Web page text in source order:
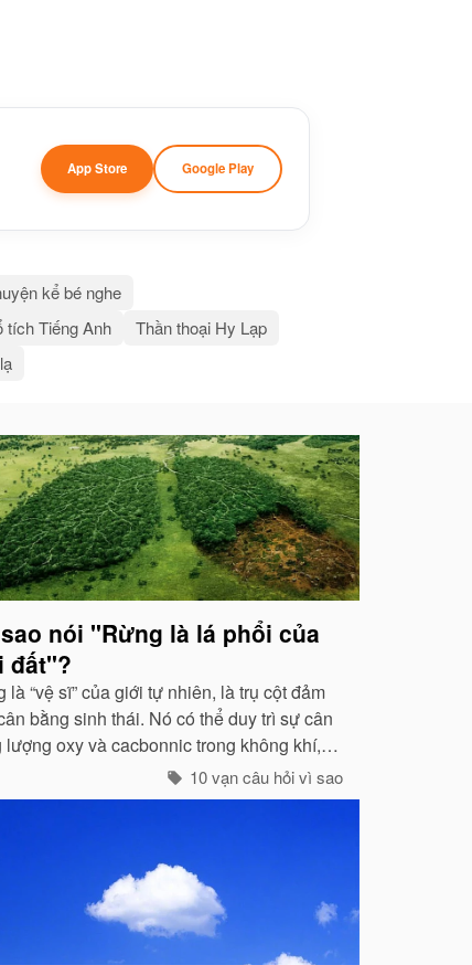
App Store Google Play
kể bé nghe
tích Tiếng Anh
Thần thoại Hy Lạp
nói "Rừng là lá phổi của
đất"?
là “vệ sĩ” của giới tự nhiên, là trụ cột đảm
bằng sinh thái. Nó có thể duy trì sự cân
lượng oxy và cacbonnic trong không khí,
nhẹ ảnh hưởng của các chất thải, khí độc
ô nhiễm, làm trong sạch môi trường...
10 vạn câu hỏi vì sao